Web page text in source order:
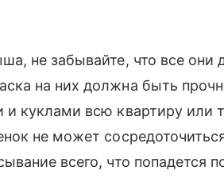
не забывайте, что все
на них должна быть
и куклами всю квартиру или
не может
всего, что попадется